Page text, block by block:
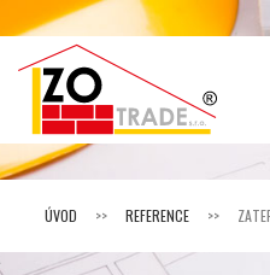
ÚVOD >> REFERENCE >>